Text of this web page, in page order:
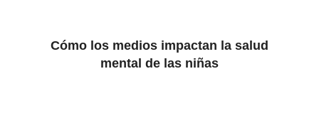
Cómo los medios impactan la salud
mental de las niñas